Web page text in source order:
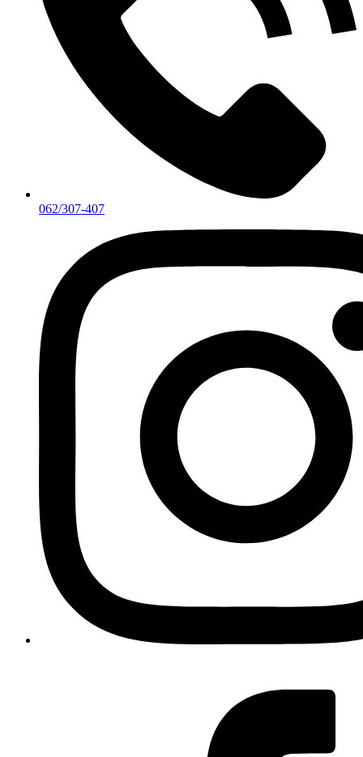
062/307-407